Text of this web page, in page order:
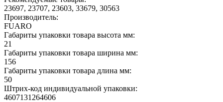
23697, 23707, 23603, 33679, 30563
Производитель:
FUARO
Габариты упаковки товара высота мм:
21
Габариты упаковки товара ширина мм:
156
Габариты упаковки товара длина мм:
50
Штрих-код индивидуальной упаковки:
4607131264606